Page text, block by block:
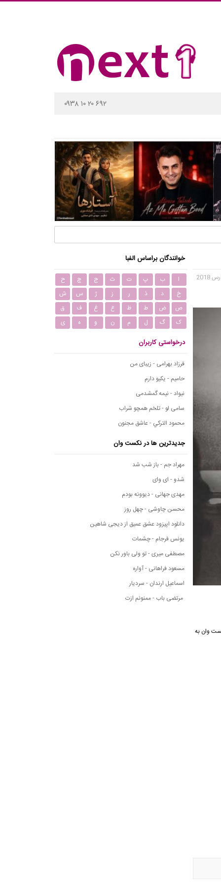
۰۹۳۸ ۱۰ ۲۰ ۶۹۲
نکست وان به
خوانندگان براساس الفبا
ا ب پ ت ث ج چ
ح
خ
د ذ ر ز ژ س
ش
ص
ض ط ظ ع غ ف
ق
ک
گ ل م ن و ه ی
درخواستی کاربران
فرزاد بهرامی - زیبای من
حامیم - یکیو دارم
نیواد - نیمه گمشدمی
سامی لو - تلخم همچو شراب
محمود التركي - عاشق مجنون
جدیدترین ها در نکست وان
مهراد جم - باز شب شد
شدو - ای وای
مهدی جهانی - دیوونه بودم
محسن چاوشی - چهل روز
دانلود اپیزود عشق عمیق از دیجی شاهین
یونس فرجام - چشمات
مصطفی میری - تو ولی باور نکن
مسعود فراهانی - آواره
اسماعیل ارندان - سردیار
مرتضی باب - ممنونم ازت